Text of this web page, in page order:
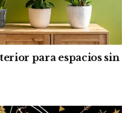
para espacios sin